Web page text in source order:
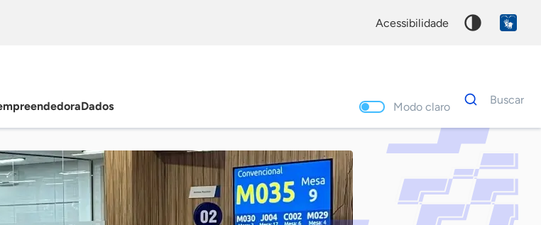
acessibilidade
Dados Modo claro
Dados
para
Buscar
Palavra
chave